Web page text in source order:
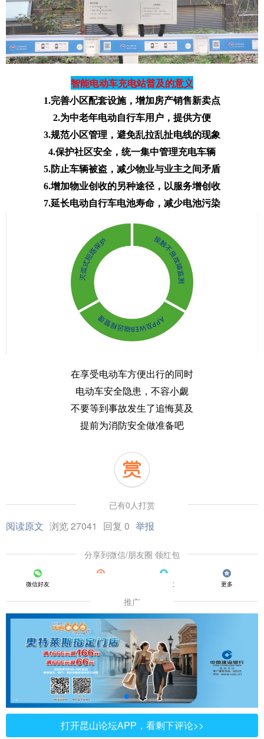
智能电动车充电站普及的意义
1.完善小区配套设施，增加房产销售新卖点
2.为中老年电动自行车用户，提供方便
3.规范小区管理，避免乱拉乱扯电线的现象
4.保护社区安全，统一集中管理充电车辆
5.防止车辆被盗，减少物业与业主之间矛盾
6.增加物业创收的另种途径，以服务增创收
7.延长电动自行车电池寿命，减少电池污染
在享受电动车方便出行的同时
电动车安全隐患，不容小觑
不要等到事故发生了追悔莫及
提前为消防安全做准备吧
已有0人打赏
阅读原文 浏览 27041 回复 0 举报
分享到微信/朋友圈 领红包
微信好友 QQ好友 更多
推广
打开昆山论坛APP，看剩下评论>>